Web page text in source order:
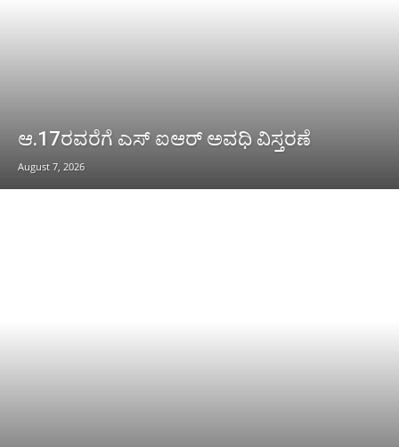
ಆ.17ರವರೆಗೆ ಎಸ್ ಐಆರ್ ಅವಧಿ ವಿಸ್ತರಣೆ
August 7, 2026